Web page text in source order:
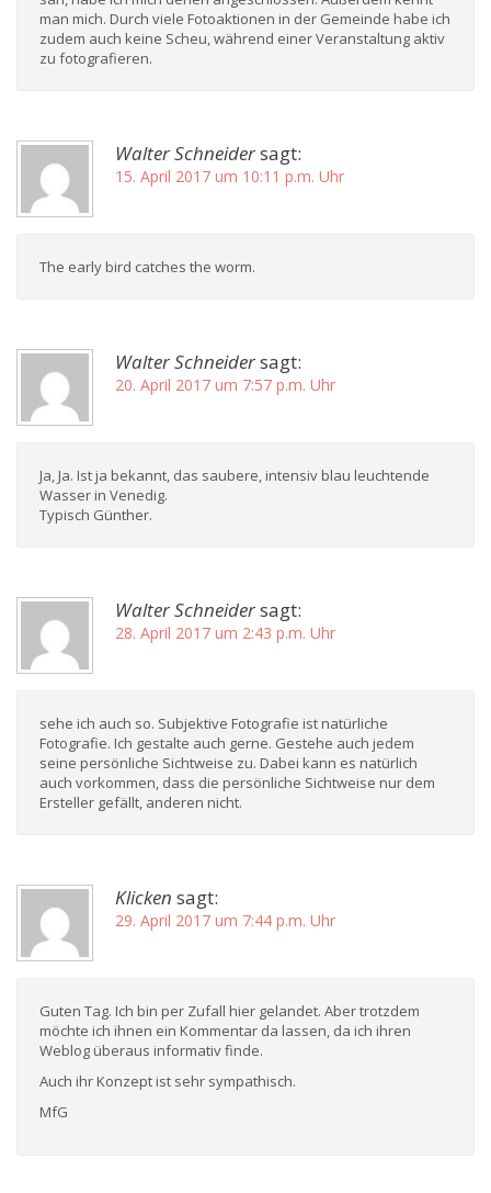
man mich. Durch viele Fotoaktionen in der Gemeinde habe ich
zudem auch keine Scheu, während einer Veranstaltung aktiv
zu fotografieren.
Walter Schneidersagt:
15. April 2017 um 10:11 p.m. Uhr
The early bird catches the worm.
Walter Schneidersagt:
20. April 2017 um 7:57 p.m. Uhr
Ja, Ja. Ist ja bekannt, das saubere, intensiv blau leuchtende
Wasser in Venedig.
Typisch Günther.
Walter Schneidersagt:
28. April 2017 um 2:43 p.m. Uhr
sehe ich auch so. Subjektive Fotografie ist natürliche
Fotografie. Ich gestalte auch gerne. Gestehe auch jedem
seine persönliche Sichtweise zu. Dabei kann es natürlich
auch vorkommen, dass die persönliche Sichtweise nur dem
Ersteller gefällt, anderen nicht.
Klicken sagt:
29. April 2017 um 7:44 p.m. Uhr
Guten Tag. Ich bin per Zufall hier gelandet. Aber trotzdem
möchte ich ihnen ein Kommentar da lassen, da ich ihren
Weblog überaus informativ finde.
Auch ihr Konzept ist sehr sympathisch.
MfG